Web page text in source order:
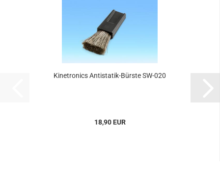
Kinetronics Antistatik-Bürste SW-020
18,90 EUR